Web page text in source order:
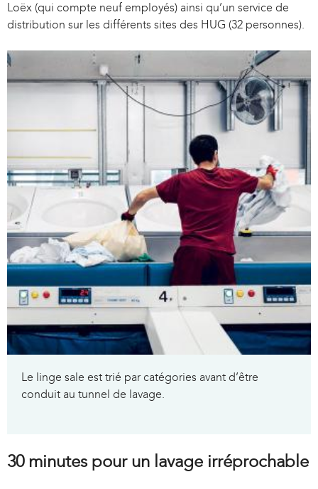
Loëx (qui compte neuf employés) ainsi qu’un service de
distribution sur les différents sites des HUG (32 personnes).
Le linge sale est trié par catégories avant d’être
conduit au tunnel de lavage.
30 minutes pour un lavage irréprochable